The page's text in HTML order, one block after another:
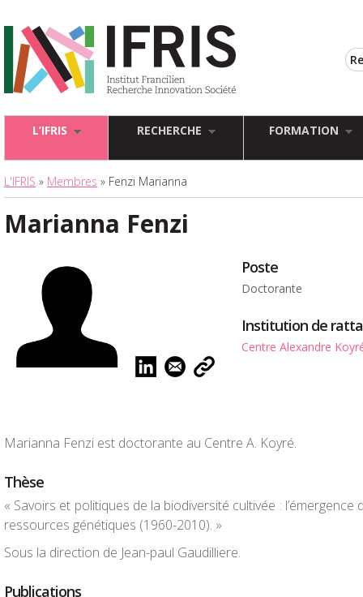
L’IFRIS RECHERCHE FORMATION
L'IFRIS » Membres » Fenzi Marianna
Marianna Fenzi
Poste
Doctorante
Institution de
Centre Alexandre
Marianna Fenzi est doctorante au Centre A. Koyré.
Thèse
« Savoirs et politiques de la biodiversité cultivée :
ressources génétiques (1960-2010). »
Sous la direction de Jean-paul Gaudilliere.
Publications